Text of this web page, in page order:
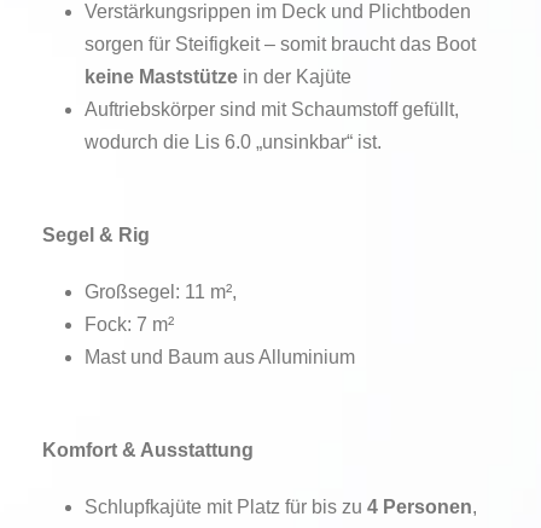
Verstärkungsrippen im Deck und Plichtboden
sorgen für Steifigkeit – somit braucht das Boot
keine Maststütze in der Kajüte
Auftriebskörper sind mit Schaumstoff gefüllt,
wodurch die Lis 6.0 „unsinkbar“ ist.
Segel & Rig
Großsegel: 11 m²,
Fock: 7 m²
Mast und Baum aus Alluminium
Komfort & Ausstattung
Schlupfkajüte mit Platz für bis zu 4 Personen,